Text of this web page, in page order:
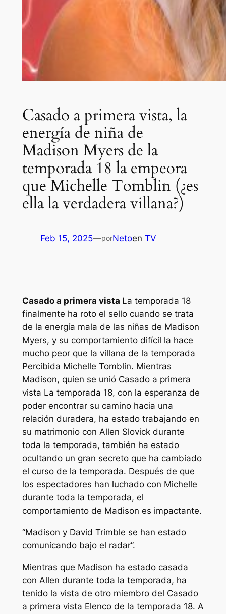
Casado a primera vista, la
energía de niña de
Madison Myers de la
temporada 18 la empeora
que Michelle Tomblin (¿es
ella la verdadera villana?)
Feb 15, 2025—porNetoen TV
Casado a primera vista La temporada 18
finalmente ha roto el sello cuando se trata
de la energía mala de las niñas de Madison
Myers, y su comportamiento difícil la hace
mucho peor que la villana de la temporada
Percibida Michelle Tomblin. Mientras
Madison, quien se unió Casado a primera
vista La temporada 18, con la esperanza de
poder encontrar su camino hacia una
relación duradera, ha estado trabajando en
su matrimonio con Allen Slovick durante
toda la temporada, también ha estado
ocultando un gran secreto que ha cambiado
el curso de la temporada. Después de que
los espectadores han luchado con Michelle
durante toda la temporada, el
comportamiento de Madison es impactante.
“Madison y David Trimble se han estado
comunicando bajo el radar”.
Mientras que Madison ha estado casada
con Allen durante toda la temporada, ha
tenido la vista de otro miembro del Casado
a primera vista Elenco de la temporada 18. A